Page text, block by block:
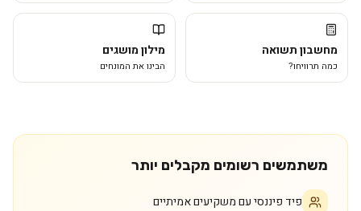
מחשבון תשואה
כמה תרוויחו?
מילון מושגים
הבינו את המונחים
משתמשים רשומים מקבלים יותר
פיד פיננסי עם משקיעים אמיתיים